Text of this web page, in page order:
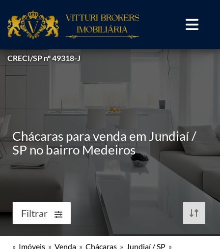
CRECI/SP nº 49318-J
Chácaras para venda em Jundiaí /
SP no bairro Medeiros
Filtrar
» Imóveis » Venda » Chácaras » Jundiaí / SP »